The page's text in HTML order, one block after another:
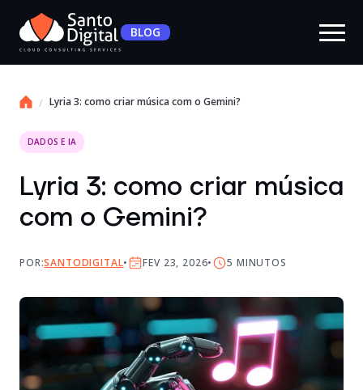
BLOG
Lyria 3: como criar música com o Gemini?
DADOS E IA
Lyria 3: como criar música
com o Gemini?
POR:SANTODIGITAL FEV 23, 2026 5 MINUTOS